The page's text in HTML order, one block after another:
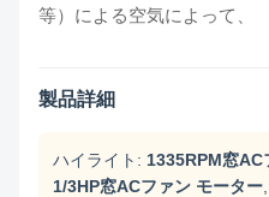
等）による空気によって、
製品詳細
ハイライト: 1335RPM窓AC
1/3HP窓ACファン モーター